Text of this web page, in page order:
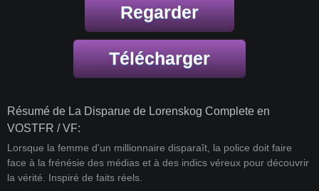
Regarder
Télécharger
Résumé de La Disparue de Lorenskog Complete en
VOSTFR / VF:
Lorsque la femme d'un millionnaire disparaît, la police doit faire
face à la frénésie des médias et à des indics véreux pour découvrir
la vérité. Inspiré de faits réels.